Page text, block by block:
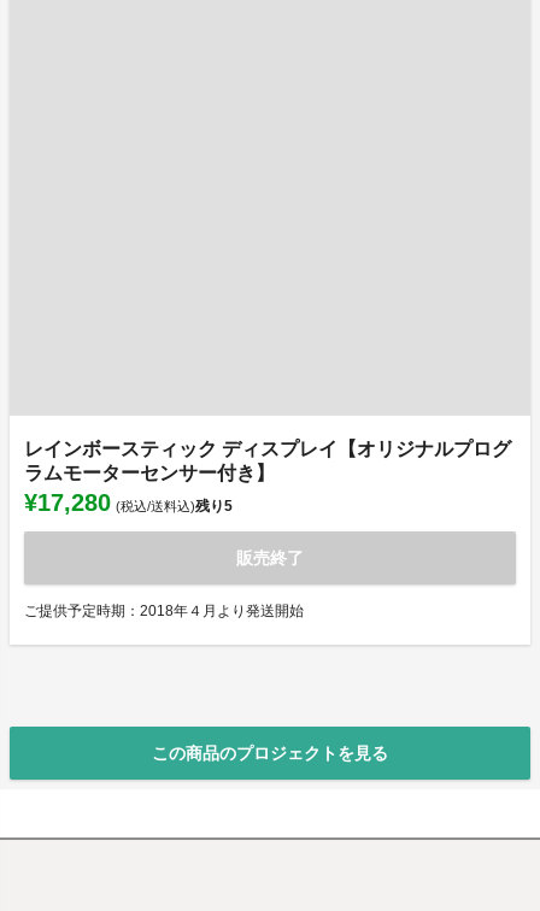
レインボースティック ディスプレイ【オリジナルプログ
ラムモーターセンサー付き】
¥17,280 (税込/送料込)残り5
販売終了
ご提供予定時期：2018年４月より発送開始
この商品のプロジェクトを見る